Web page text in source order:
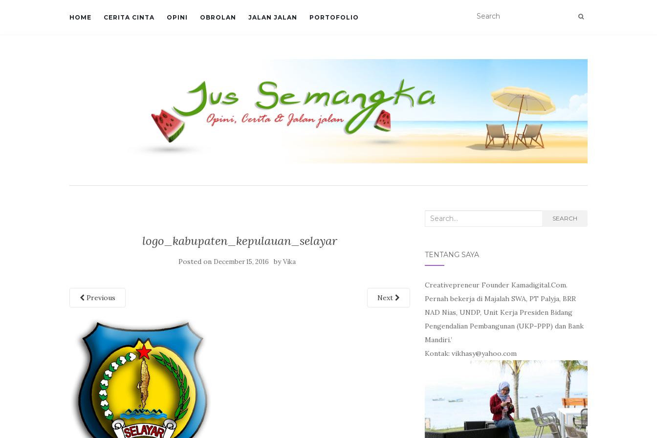
HOME CERITA CINTA OPINI OBROLAN JALAN JALAN PORTOFOLIO
logo_kabupaten_kepulauan_selayar
Posted on December 15, 2016 byVika
Previous Next
Search
SEARCH
TENTANG SAYA
Creativepreneur Founder Kamadigital.Com.
Pernah bekerja di Majalah SWA, PT Palyja, BRR
NAD Nias, UNDP, Unit Kerja Presiden Bidang
Pengendalian Pembangunan (UKP-PPP) dan Bank
Mandiri.’
Kontak: vikhasy@yahoo.com